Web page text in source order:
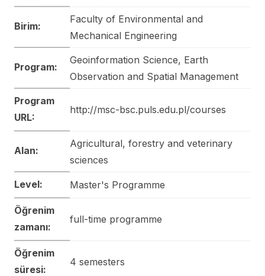
Birim:
Faculty of Environmental and
Mechanical Engineering
Program:
Geoinformation Science, Earth
Observation and Spatial Management
Program
URL:
http://msc-bsc.puls.edu.pl/courses
Alan:
Agricultural, forestry and veterinary
sciences
Level: Master's Programme
Öğrenim
zamanı:
full-time programme
Öğrenim
süresi:
4 semesters